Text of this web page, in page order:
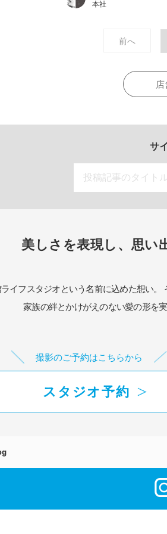
本社
前へ
サ
美しさを表現し、思い
イフスタジオという名前に込めた想い。
家族の絆とかけがえのない愛の形を
撮影のご予約はこちらから
スタジオ予約